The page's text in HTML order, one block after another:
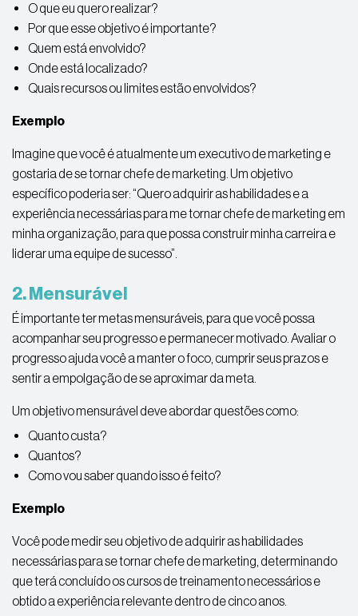
O que eu quero realizar?
Por que esse objetivo é importante?
Quem está envolvido?
Onde está localizado?
Quais recursos ou limites estão envolvidos?
Exemplo
Imagine que você é atualmente um executivo de marketing e
gostaria de se tornar chefe de marketing. Um objetivo
específico poderia ser: “Quero adquirir as habilidades e a
experiência necessárias para me tornar chefe de marketing em
minha organização, para que possa construir minha carreira e
liderar uma equipe de sucesso”.
2. Mensurável
É importante ter metas mensuráveis, para que você possa
acompanhar seu progresso e permanecer motivado. Avaliar o
progresso ajuda você a manter o foco, cumprir seus prazos e
sentir a empolgação de se aproximar da meta.
Um objetivo mensurável deve abordar questões como:
Quanto custa?
Quantos?
Como vou saber quando isso é feito?
Exemplo
Você pode medir seu objetivo de adquirir as habilidades
necessárias para se tornar chefe de marketing, determinando
que terá concluído os cursos de treinamento necessários e
obtido a experiência relevante dentro de cinco anos.